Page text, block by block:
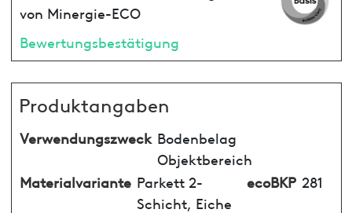
von Minergie-ECO
Bewertungsbestätigung
Produktangaben
Verwendungszweck Bodenbelag
Objektbereich
Materialvariante Parkett 2-
Schicht, Eiche
ecoBKP 281